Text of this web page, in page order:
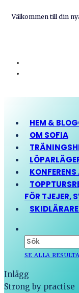
Välkommen till din
HEM &
OM SOFIA
KONFERENS
FÖR TJEJER,
SE ALLA
Inlägg
Strong by practise